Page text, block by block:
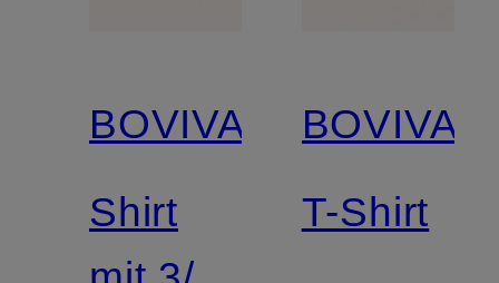
BOVIVA
Shirt
BOVIVA
T-Shirt